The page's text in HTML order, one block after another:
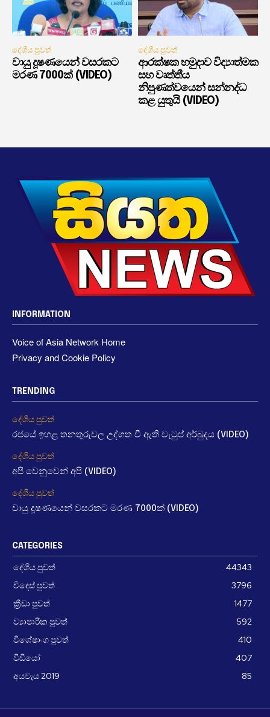
දේශීය පුවත්
වායු දූෂණයෙන් වසරකට
මරණ 7000ක් (VIDEO)
දේශීය පුවත්
ආරක්ෂක හමුදාව විද්‍යාත්මක
සහ වෘත්තීය
නිපුණත්වයෙන් සන්නද්ධ
කළ යුතුයි (VIDEO)
INFORMATION
Voice of Asia Network Home
Privacy and Cookie Policy
TRENDING
දේශීය පුවත්
රජයේ ඉහළ තනතුරුවල උද්ගත වී ඇති වැටුප් අර්බුදය (VIDEO)
දේශීය පුවත්
අපි වෙනුවෙන් අපි (VIDEO)
දේශීය පුවත්
වායු දූෂණයෙන් වසරකට මරණ 7000ක් (VIDEO)
CATEGORIES
දේශීය පුවත්
44343
විදෙස් පුවත්
3796
ක්‍රීඩා පුවත්
1477
ව්‍යාපාරික පුවත්
592
විශේෂාංග පුවත්
410
වීඩීයෝ
407
අයවැය 2019
85